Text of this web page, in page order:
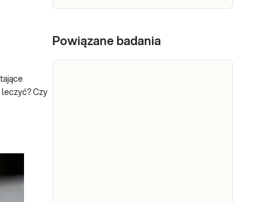
leczyć? Czy
Powiązane badania